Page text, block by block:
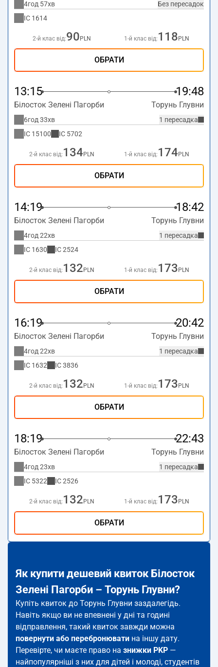
Без пересадок
4год 57хв
IC 1614
2-й клас від:90 PLN 1-й клас від: 118 PLN
ОБРАТИ
13:15 19:48
Білосток Зелені Пагорби Торунь Глувни
1 пересадка
6год 33хв
IC 15100 IC 5702
2-й клас від: 134 PLN 1-й клас від: 174 PLN
ОБРАТИ
14:19 18:42
Білосток Зелені Пагорби Торунь Глувни
1 пересадка
4год 22хв
IC 1630 IC2524
2-й клас від: 132 PLN 1-й клас від: 173 PLN
ОБРАТИ
16:19 20:42
Білосток Зелені Пагорби Торунь Глувни
1 пересадка
4год 22хв
IC 1632 IC3836
2-й клас від: 132 PLN 1-й клас від: 173 PLN
ОБРАТИ
18:19 22:43
Білосток Зелені Пагорби Торунь Глувни
1 пересадка
4год 23хв
IC 5322 IC2526
2-й клас від: 132 PLN 1-й клас від: 173 PLN
ОБРАТИ
Як купити дешевий квиток Білосток
Зелені Пагорби – Торунь Глувни?
Купіть квиток до Торунь Глувни заздалегідь.
Навіть якщо ви не впевнені у дні та годині
відправлення, такий квиток завжди можна
повернути або перебронювати на іншу дату.
Перевірте, чи маєте право на знижки PKP —
найпопулярніші з них для дітей і молоді, студентів